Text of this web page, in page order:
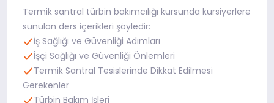
Termik santral türbin bakımcılığı kursunda kursiyerlere
sunulan ders içerikleri şöyledir:
İş Sağlığı ve Güvenliği Adımları
İşçi Sağlığı ve Güvenliği Önlemleri
Termik Santral Tesislerinde Dikkat Edilmesi
Gerekenler
Türbin Bakım İşleri